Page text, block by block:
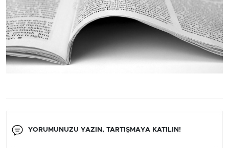
YORUMUNUZU YAZIN, TARTIŞMAYA KATILIN!